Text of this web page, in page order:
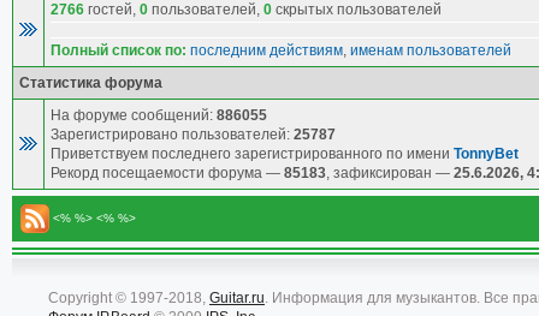
2766 гостей, 0 пользователей, 0 скрытых пользователей
Полный список по: последним действиям, именам пользователей
Статистика форума
На форуме сообщений: 886055
Зарегистрировано пользователей: 25787
Приветствуем последнего зарегистрированного по имени TonnyBet
Рекорд посещаемости форума — 85183, зафиксирован — 25.6.2026,
<% %> <% %>
Copyright © 1997-2018, Guitar.ru. Информация для музыкантов. Все